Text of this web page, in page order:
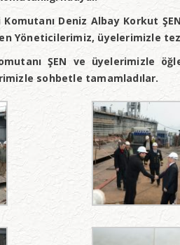
Deniz Albay Korkut
Yöneticilerimiz, üyelerimizle
ŞEN ve üyelerimizle
sohbetle tamamladılar.